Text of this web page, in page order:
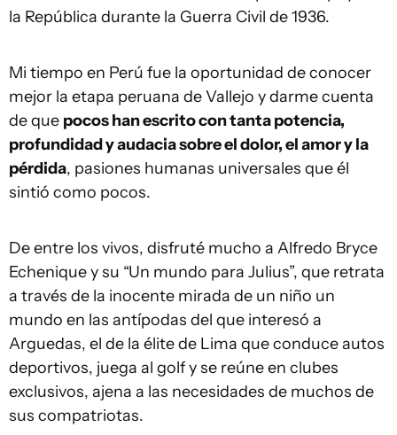
la República durante la Guerra Civil de 1936.
Mi tiempo en Perú fue la oportunidad de conocer
mejor la etapa peruana de Vallejo y darme cuenta
de que pocos han escrito con tanta potencia,
profundidad y audacia sobre el dolor, el amor y la
pérdida, pasiones humanas universales que él
sintió como pocos.
De entre los vivos, disfruté mucho a Alfredo Bryce
Echenique y su “Un mundo para Julius”, que retrata
a través de la inocente mirada de un niño un
mundo en las antípodas del que interesó a
Arguedas, el de la élite de Lima que conduce autos
deportivos, juega al golf y se reúne en clubes
exclusivos, ajena a las necesidades de muchos de
sus compatriotas.